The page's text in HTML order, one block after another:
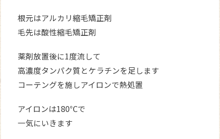
根元はアルカリ縮毛矯正剤
毛先は酸性縮毛矯正剤
薬剤放置後に1度流して
高濃度タンパク質とケラチンを足します
コーテングを施しアイロンで熱処置
アイロンは180℃で
一気にいきます